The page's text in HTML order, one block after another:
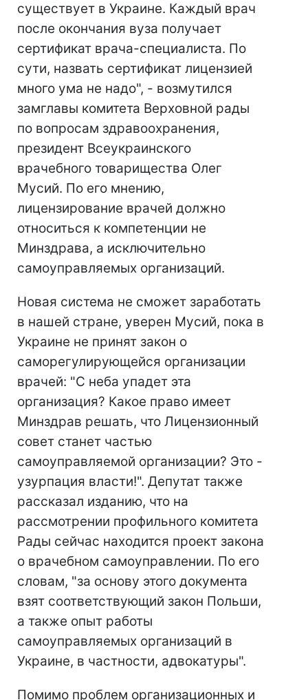
существует в Украине. Каждый врач
после окончания вуза получает
сертификат врача-специалиста. По
сути, назвать сертификат лицензией
много ума не надо", - возмутился
замглавы комитета Верховной рады
по вопросам здравоохранения,
президент Всеукраинского
врачебного товарищества Олег
Мусий. По его мнению,
лицензирование врачей должно
относиться к компетенции не
Минздрава, а исключительно
самоуправляемых организаций.
Новая система не сможет заработать
в нашей стране, уверен Мусий, пока в
Украине не принят закон о
саморегулирующейся организации
врачей: "С неба упадет эта
организация? Какое право имеет
Минздрав решать, что Лицензионный
совет станет частью
самоуправляемой организации? Это -
узурпация власти!". Депутат также
рассказал изданию, что на
рассмотрении профильного комитета
Рады сейчас находится проект закона
о врачебном самоуправлении. По его
словам, "за основу этого документа
взят соответствующий закон Польши,
а также опыт работы
самоуправляемых организаций в
Украине, в частности, адвокатуры".
Помимо проблем организационных и